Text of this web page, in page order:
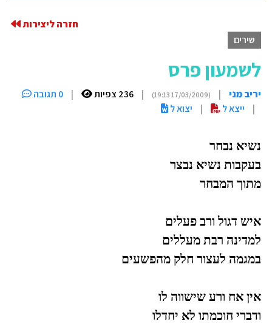
חזרה ליצירות
שירים
לשמעון פרס
יריב מני |
(17/03/2009 19:13)
| 236 צפיות |
0 תגובה
|
ייצא ל | יצוא ל
נשיא נבחר
בעקבות נשיא נבצר
מתוך המבחר
איש דגול ורב פעלים
למדינה רבת מעללים
במגמה לעצור חלק מהפשעים
אין אח ורע שישווה לו
ודברי חוכמתו לא יחדלו